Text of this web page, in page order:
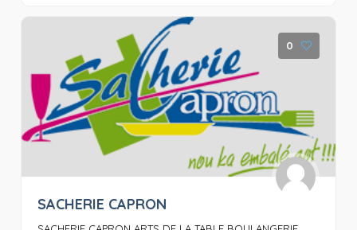
0
SACHERIE CAPRON